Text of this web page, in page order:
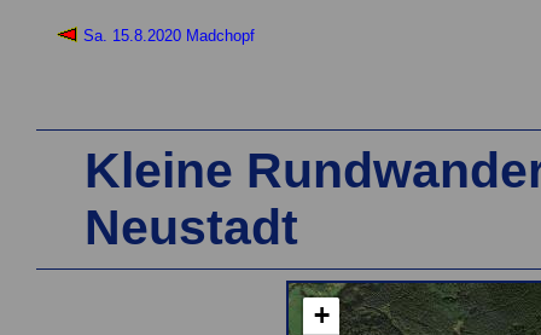
Sa. 15.8.2020 Madchopf
Kleine
Neustadt
+